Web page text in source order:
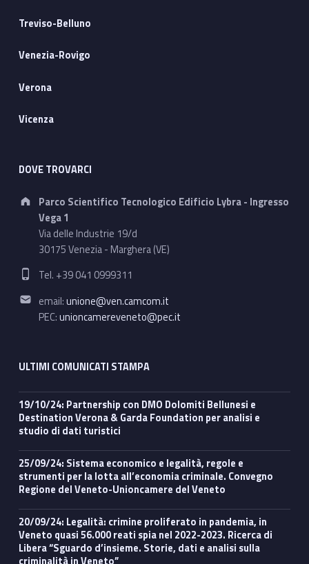
Treviso-Belluno
Venezia-Rovigo
Verona
Vicenza
DOVE TROVARCI
Address:
Parco Scientifico Tecnologico Edificio Lybra - Ingresso
Vega 1
Via delle Industrie 19/d
30175 Venezia - Marghera (VE)
Phone number:
Tel. +39 041 0999311
Email address:
email:unione@ven.camcom.it
PEC:unioncamereveneto@pec.it
ULTIMI COMUNICATI STAMPA
19/10/24: Partnership con DMO Dolomiti Bellunesi e
Destination Verona & Garda Foundation per analisi e
studio di dati turistici
25/09/24: Sistema economico e legalità, regole e
strumenti per la lotta all’economia criminale. Convegno
Regione del Veneto-Unioncamere del Veneto
20/09/24: Legalità: crimine proliferato in pandemia, in
Veneto quasi 56.000 reati spia nel 2022-2023. Ricerca di
Libera “Sguardo d’insieme. Storie, dati e analisi sulla